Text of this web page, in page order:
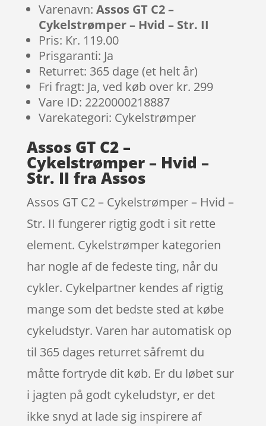
Varenavn: Assos GT C2 –
Cykelstrømper – Hvid – Str. II
Pris: Kr. 119.00
Prisgaranti: Ja
Returret: 365 dage (et helt år)
Fri fragt: Ja, ved køb over kr. 299
Vare ID: 2220000218887
Varekategori: Cykelstrømper
Assos GT C2 –
Cykelstrømper – Hvid –
Str. II fra Assos
Assos GT C2 – Cykelstrømper – Hvid –
Str. II fungerer rigtig godt i sit rette
element. Cykelstrømper kategorien
har nogle af de fedeste ting, når du
cykler. Cykelpartner kendes af rigtig
mange som det bedste sted at købe
cykeludstyr. Varen har automatisk op
til 365 dages returret såfremt du
måtte fortryde dit køb. Er du løbet sur
i jagten på godt cykeludstyr, er det
ikke snyd at lade sig inspirere af